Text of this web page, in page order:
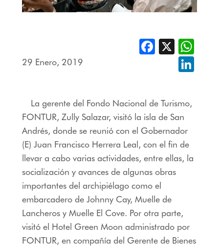
29 Enero, 2019
Facebook
X
La gerente del Fondo Nacional de Turismo,
FONTUR, Zully Salazar, visitó la isla de San
Andrés, donde se reunió con el Gobernador
(E) Juan Francisco Herrera Leal, con el fin de
llevar a cabo varias actividades, entre ellas, la
socialización y avances de algunas obras
importantes del archipiélago como el
embarcadero de Johnny Cay, Muelle de
Lancheros y Muelle El Cove. Por otra parte,
visitó el Hotel Green Moon administrado por
FONTUR, en compañía del Gerente de Bienes